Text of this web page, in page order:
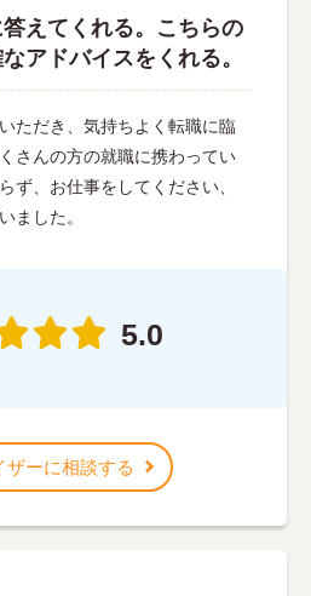
えてくれる。こちらの
アドバイスをくれる。
ただき、気持ちよく転職に臨
さんの方の就職に携わってい
ず、お仕事をしてください、
ました。
5.0
ザーに相談する